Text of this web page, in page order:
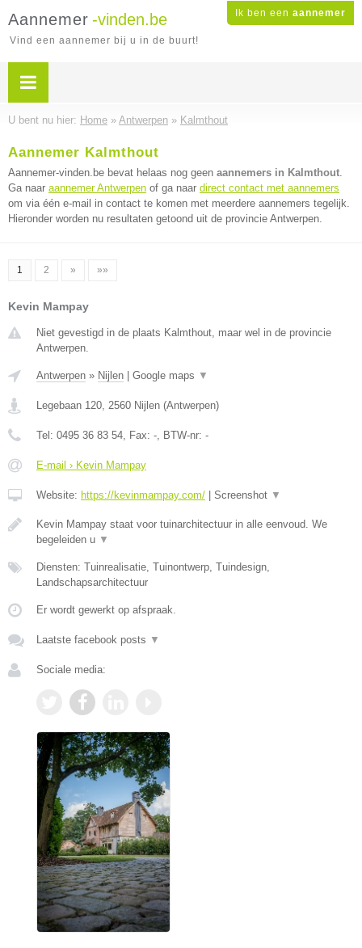
Ik ben een aannemer
Aannemer -vinden.be
Vind een aannemer bij u in de buurt!
U bent nu hier: Home » Antwerpen » Kalmthout
Aannemer Kalmthout
Aannemer-vinden.be bevat helaas nog geen aannemers in Kalmthout.
Ga naar aannemer Antwerpen of ga naar direct contact met aannemers
om via één e-mail in contact te komen met meerdere aannemers tegelijk.
Hieronder worden nu resultaten getoond uit de provincie Antwerpen.
1 2 » »»
Kevin Mampay
Niet gevestigd in de plaats Kalmthout, maar wel in de provincie
Antwerpen.
Antwerpen » Nijlen Google maps ▼
Legebaan 120, 2560 Nijlen (Antwerpen)
Tel: 0495 36 83 54, Fax: -, BTW-nr: -
E-mail › Kevin Mampay
Website: https://kevinmampay.com/ Screenshot ▼
Kevin Mampay staat voor tuinarchitectuur in alle eenvoud. We
begeleiden u ▼
Diensten: Tuinrealisatie, Tuinontwerp, Tuindesign,
Landschapsarchitectuur
Er wordt gewerkt op afspraak.
Laatste facebook posts ▼
Sociale media: